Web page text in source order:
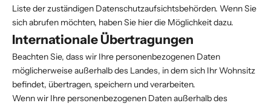
Liste der zuständigen Datenschutzaufsichtsbehörden. Wenn Sie
sich abrufen möchten, haben Sie hier die Möglichkeit dazu.
Internationale Übertragungen
Beachten Sie, dass wir Ihre personenbezogenen Daten
möglicherweise außerhalb des Landes, in dem sich Ihr Wohnsitz
befindet, übertragen, speichern und verarbeiten.
Wenn wir Ihre personenbezogenen Daten außerhalb des